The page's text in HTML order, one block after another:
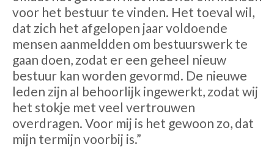
voor het bestuur te vinden. Het toeval wil,
dat zich het afgelopen jaar voldoende
mensen aanmeldden om bestuurswerk te
gaan doen, zodat er een geheel nieuw
bestuur kan worden gevormd. De nieuwe
leden zijn al behoorlijk ingewerkt, zodat wij
het stokje met veel vertrouwen
overdragen. Voor mij is het gewoon zo, dat
mijn termijn voorbij is.”